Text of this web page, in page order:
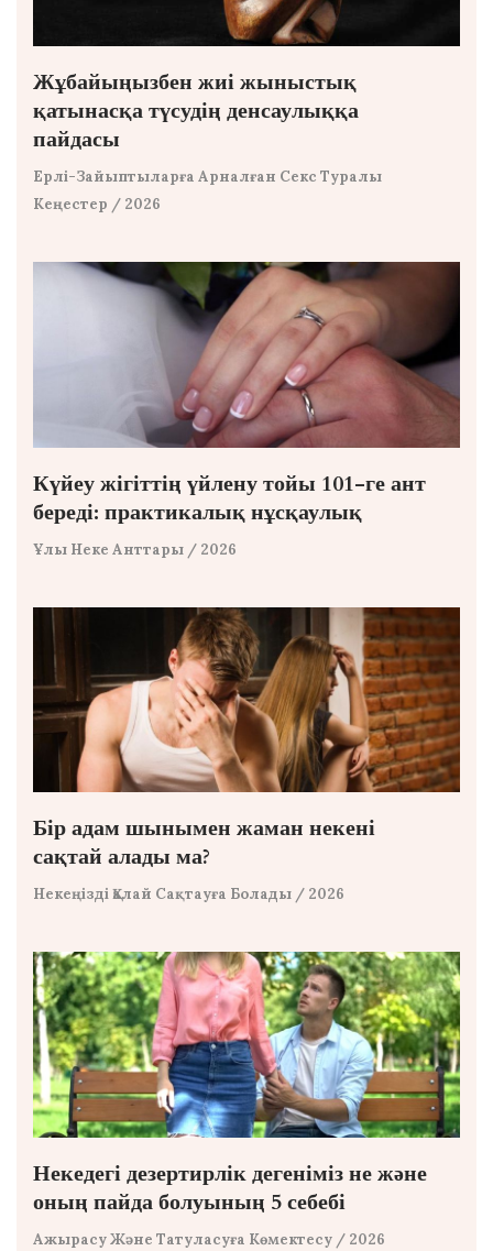
Жұбайыңызбен жиі жыныстық
қатынасқа түсудің денсаулыққа
пайдасы
Ерлі-Зайыптыларға Арналған Секс Туралы
Кеңестер / 2026
Күйеу жігіттің үйлену тойы 101-ге ант
береді: практикалық нұсқаулық
Ұлы Неке Анттары / 2026
Бір адам шынымен жаман некені
сақтай алады ма?
Некеңізді Қалай Сақтауға Болады / 2026
Некедегі дезертирлік дегеніміз не және
оның пайда болуының 5 себебі
Ажырасу Және Татуласуға Көмектесу / 2026